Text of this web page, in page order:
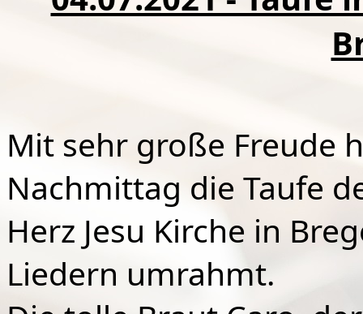
Mit sehr große Freude
Nachmittag die Taufe
Herz Jesu Kirche in
Liedern umrahmt.